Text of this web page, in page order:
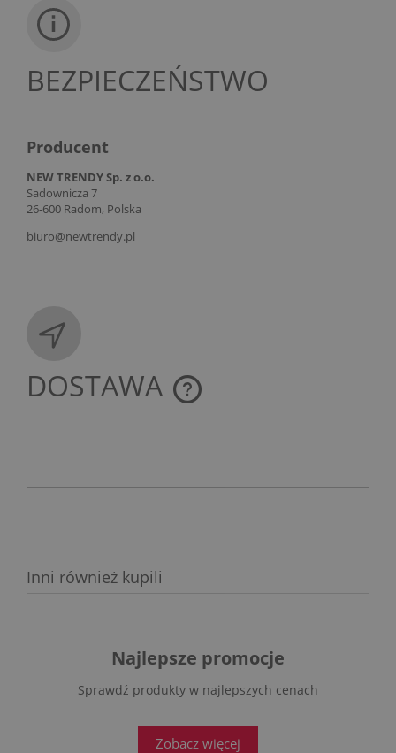
BEZPIECZEŃSTWO
Producent
NEW TRENDY Sp. z o.o.
Sadownicza 7
26-600 Radom, Polska
biuro@newtrendy.pl
DOSTAWA
CENA NIE ZAWIERA EWENTUALNYCH KOSZTÓW
Inni również kupili
Najlepsze promocje
Sprawdź produkty w najlepszych cenach
Zobacz więcej